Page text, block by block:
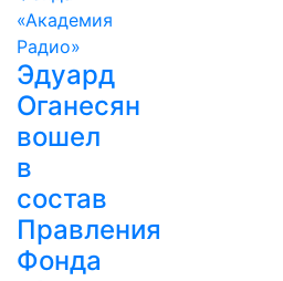
Эдуард
Оганесян
вошел
в
состав
Правления
Фонда